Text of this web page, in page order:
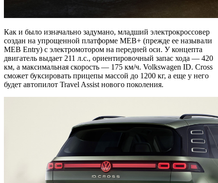
Как и было изначально задумано, младший электрокроссовер
создан на упрощенной платформе MEB+ (прежде ее называли
MEB Entry) с электромотором на передней оси. У концепта
двигатель выдает 211 л.с., ориентировочный запас хода — 420
км, а максимальная скорость — 175 км/ч. Volkswagen ID. Cross
сможет буксировать прицепы массой до 1200 кг, а еще у него
будет автопилот Travel Assist нового поколения.